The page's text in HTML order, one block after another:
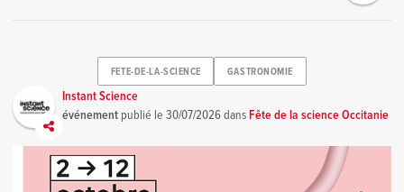
FETE-DE-LA-SCIENCE GASTRONOMIE
Instant Science
événement publié le30/07/2026dansFête de la science Occitanie